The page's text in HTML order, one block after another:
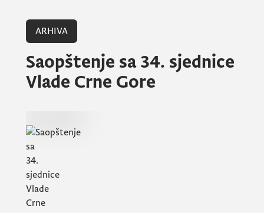
ARHIVA
Saopštenje sa 34. sjednice
Vlade Crne Gore